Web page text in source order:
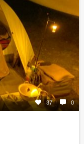
37 0